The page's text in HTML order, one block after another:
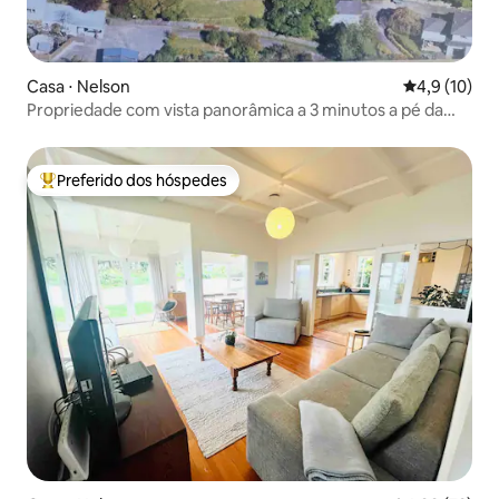
Casa ⋅ Nelson 4,9 de uma
4,9 (10)
Propriedade com vista panorâmica a 3 minutos a pé da
Entre os melhores preferidos dos hóspedes
Preferido dos hóspedes